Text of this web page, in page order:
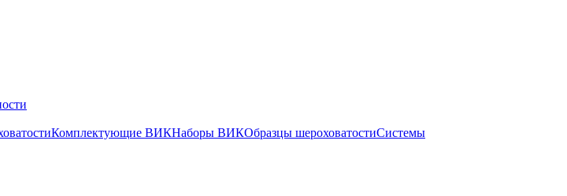
Комплектующие ВИКНаборы ВИКОбразцы шероховатостиСистемы